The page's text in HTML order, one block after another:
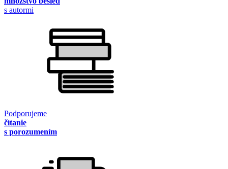
s autormi
Podporujeme
čítanie
s porozumením